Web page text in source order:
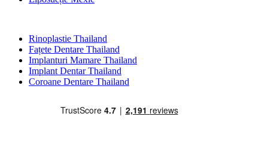
Rinoplastie Thailand
Fațete Dentare Thailand
Implanturi Mamare Thailand
Implant Dentar Thailand
Coroane Dentare Thailand